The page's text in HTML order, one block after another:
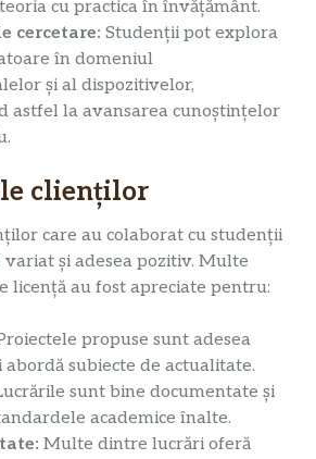
cu practica în învățământ.
cercetare: Studenții pot explora
în domeniul
și al dispozitivelor,
astfel la avansarea cunoștințelor
clienților
care au colaborat cu studenții
și adesea pozitiv. Multe
licență au fost apreciate pentru:
propuse sunt adesea
abordă subiecte de actualitate.
sunt bine documentate și
academice înalte.
Multe dintre lucrări oferă